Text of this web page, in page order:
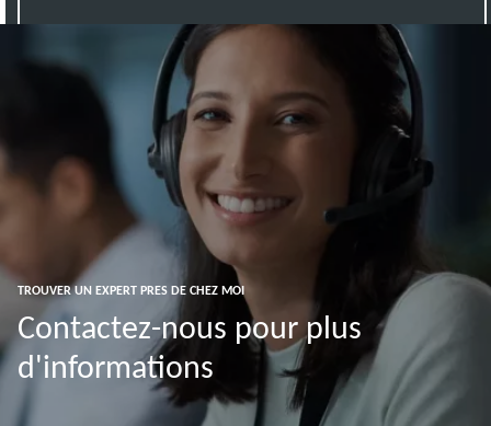
TROUVER UN EXPERT PRES DE CHEZ MOI
Contactez-nous pour plus
d'informations